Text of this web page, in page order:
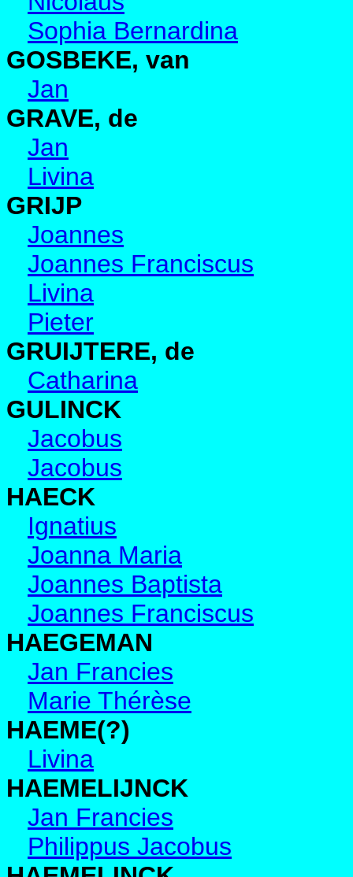
Sophia Bernardina
GOSBEKE, van
Jan
GRAVE, de
Jan
Livina
GRIJP
Joannes
Joannes Franciscus
Livina
Pieter
GRUIJTERE, de
Catharina
GULINCK
Jacobus
Jacobus
HAECK
Ignatius
Joanna Maria
Joannes Baptista
Joannes Franciscus
HAEGEMAN
Jan Francies
Marie Thérèse
HAEME(?)
Livina
HAEMELIJNCK
Jan Francies
Philippus Jacobus